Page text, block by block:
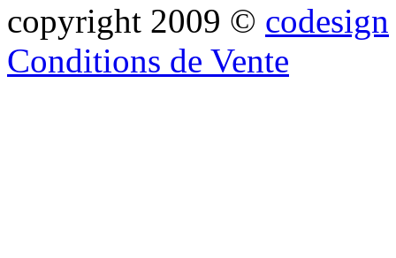
copyright 2009 © codesign
Conditions de Vente